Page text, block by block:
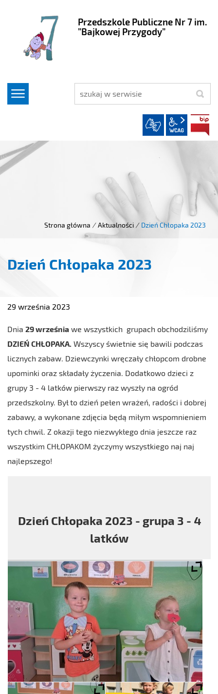
Przedszkole Publiczne Nr 7 im.
”Bajkowej Przygody”
szukaj
wcag2.1
Strona główna / Aktualności / Dzień Chłopaka 2023
Dzień Chłopaka 2023
29 września 2023
Dnia 29 września we wszystkich grupach obchodziliśmy
DZIEŃ CHŁOPAKA. Wszyscy świetnie się bawili podczas
licznych zabaw. Dziewczynki wręczały chłopcom drobne
upominki oraz składały życzenia. Dodatkowo dzieci z
grupy 3 - 4 latków pierwszy raz wyszły na ogród
przedszkolny. Był to dzień pełen wrażeń, radości i dobrej
zabawy, a wykonane zdjęcia będą miłym wspomnieniem
tych chwil. Z okazji tego niezwykłego dnia jeszcze raz
wszystkim CHŁOPAKOM życzymy wszystkiego naj naj
najlepszego!
Dzień Chłopaka 2023 - grupa 3 - 4
latków